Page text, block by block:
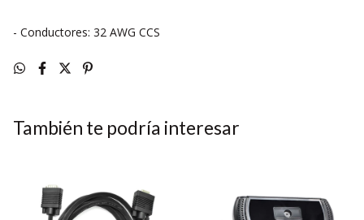
- Conductores: 32 AWG CCS
También te podría interesar